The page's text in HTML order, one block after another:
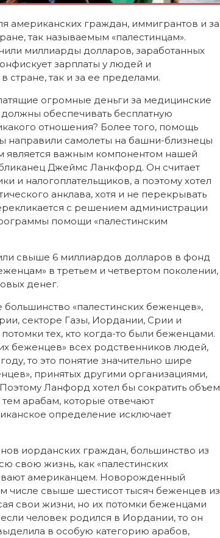
американских граждан, иммигрантов и за
так называемым «палестинцам».
миллиарды долларов, заработанных
зарплаты у людей и
так и за ее пределами.
огромные деньги за медицинские
обеспечивать бесплатную
отношения? Более того, помощь
направили самолеты на башни-близнецы
является важным компонентом нашей
Джеймс Ланкфорд. Он считает
и налогоплательщиков, а поэтому хотел
анклава, хотя и не перекрывать
с решением администрации
помощи «палестинским
свыше 6 миллиардов долларов в фонд
в третьем и четвертом поколении,
денег.
«палестинских беженцев»,
секторе Газы, Иордании, Срии и
тех, кто когда-то были беженцами.
беженцев» всех родственников людей,
то это понятие значительно шире
принятых другими организациями,
Ланфорд хотел бы сократить объем
тем арабам, которые отвечают
определение исключает
иорданских граждан, большинство из
свою жизнь, как «палестинских
американцем. Новорожденный
числе свыше шестисот тысяч беженцев из
свои жизни, но их потомки беженцами
человек родился в Иордании, то он
в особую категорию арабов,